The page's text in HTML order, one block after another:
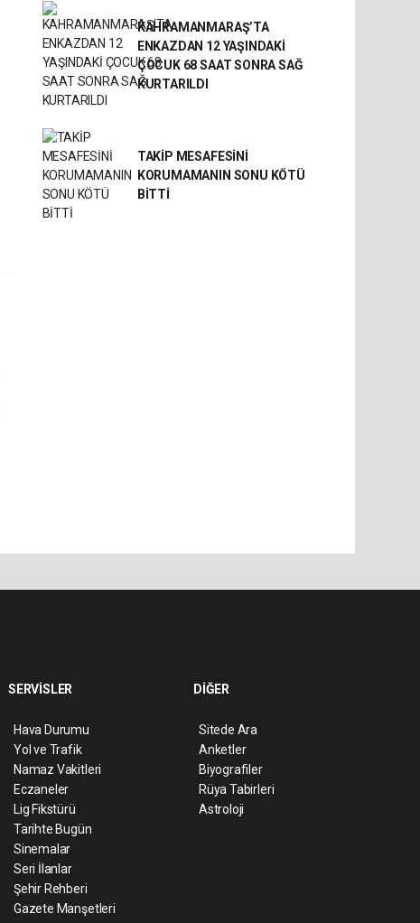
KAHRAMANMARAŞ’TA
ENKAZDAN 12 YAŞINDAKİ
ÇOCUK 68 SAAT SONRA SAĞ
KURTARILDI
TAKİP MESAFESİNİ
KORUMAMANIN SONU KÖTÜ
BİTTİ
SERVİSLER
Hava Durumu
Yol ve Trafik
Namaz Vakitleri
Eczaneler
Lig Fikstürü
Tarihte Bugün
Sinemalar
Seri İlanlar
Şehir Rehberi
Gazete Manşetleri
DİĞER
Sitede Ara
Anketler
Biyografiler
Rüya Tabirleri
Astroloji